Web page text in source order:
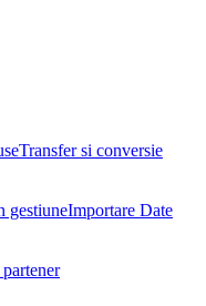
Transfer si conversie
Importare Date